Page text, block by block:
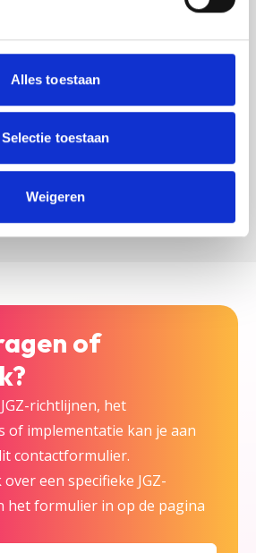
Alles toestaan
Selectie toestaan
Weigeren
dat mijn gegevens
met de
richtlijn.
of
richtlijnen, het
of implementatie kan je aan
contactformulier.
een specifieke JGZ-
het formulier in op de pagina